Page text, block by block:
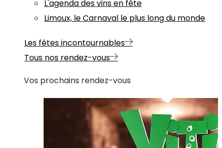
L'agenda des vins en fête
Limoux, le Carnaval le plus long du monde
Les fêtes incontournables
Tous nos rendez-vous
Vos prochains rendez-vous